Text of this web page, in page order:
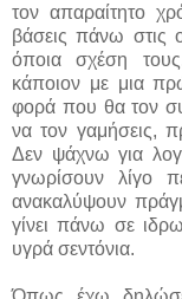
τον απαραίτητο
βάσεις πάνω στις
όποια σχέση
κάποιον με μια
φορά που θα τον
να τον γαμήσεις,
Δεν ψάχνω για
γνωρίσουν λίγο
ανακαλύψουν
γίνει πάνω σε
υγρά σεντόνια.